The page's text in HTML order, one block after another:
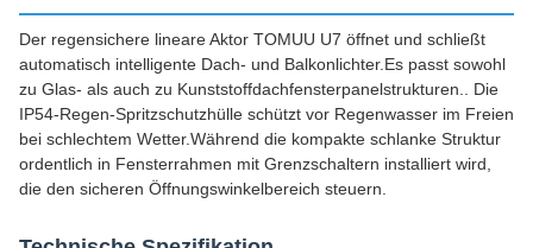
Der regensichere lineare Aktor TOMUU U7 öffnet und schließt
automatisch intelligente Dach- und Balkonlichter.Es passt sowohl
zu Glas- als auch zu Kunststoffdachfensterpanelstrukturen.. Die
IP54-Regen-Spritzschutzhülle schützt vor Regenwasser im Freien
bei schlechtem Wetter.Während die kompakte schlanke Struktur
ordentlich in Fensterrahmen mit Grenzschaltern installiert wird,
die den sicheren Öffnungswinkelbereich steuern.